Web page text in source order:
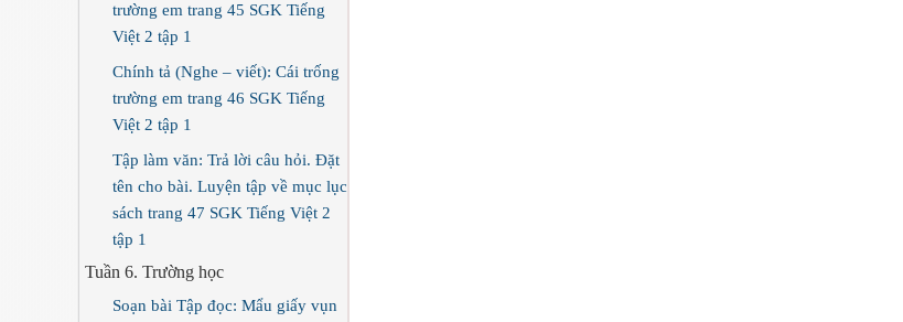
trường em trang 45 SGK Tiếng
Việt 2 tập 1
Chính tả (Nghe – viết): Cái trống
trường em trang 46 SGK Tiếng
Việt 2 tập 1
Tập làm văn: Trả lời câu hỏi. Đặt
tên cho bài. Luyện tập về mục lục
sách trang 47 SGK Tiếng Việt 2
tập 1
Tuần 6. Trường học
Soạn bài Tập đọc: Mẩu giấy vụn